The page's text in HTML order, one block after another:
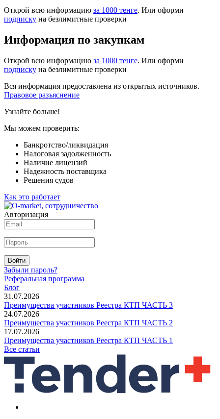
Открой всю информацию за 1000 тенге. Или оформи
подписку на безлимитные проверки
Информация по закупкам
Открой всю информацию за 1000 тенге. Или оформи
подписку на безлимитные проверки
Вся информация предоставлена из открытых источников.
Правовое разъяснение
Узнайте больше!
Мы можем проверить:
Банкротство/ликвидация
Налоговая задолженность
Наличие лицензий
Надежность поставщика
Решения судов
Как это работает
Авторизация
Войти
Забыли пароль?
Реферальная программа
Блог
31.07.2026
Преимущества участников Реестра КТП ЧАСТЬ 3
24.07.2026
Преимущества участников Реестра КТП ЧАСТЬ 2
17.07.2026
Преимущества участников Реестра КТП ЧАСТЬ 1
Все статьи